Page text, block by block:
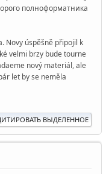
полноформатника
Novy úspěšně připojil k
velmi brzy bude tourne
nový materiál, ale
let by se neměla
ВЫДЕЛЕННОЕ